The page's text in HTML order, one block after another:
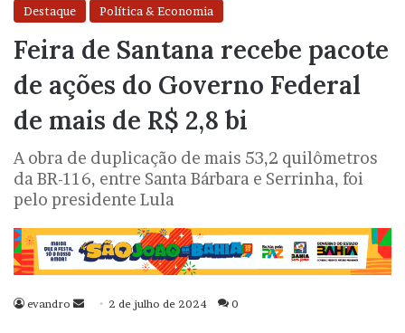
Destaque Política & Economia
Feira de Santana recebe pacote
de ações do Governo Federal
de mais de R$ 2,8 bi
A obra de duplicação de mais 53,2 quilômetros
da BR-116, entre Santa Bárbara e Serrinha, foi
pelo presidente Lula
evandro
Mande2 de julho de 2024 0